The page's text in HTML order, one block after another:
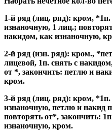
1-й ряд (лиц. ряд): кром,
изнаночную, 1 лиц.;
накидом, как изнаночную,
2-й ряд (изн. ряд): кром.,
лицевой, 1п. снять с
от *, закончить: петлю и
кром.
3-й ряд (лиц. ряд): кром,
изнаночную, петлю и накид
повторять от*, закончить:
изнаночную, кром.